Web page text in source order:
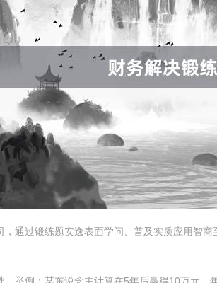
通过锻练题安逸表面学问、普及实质应用智